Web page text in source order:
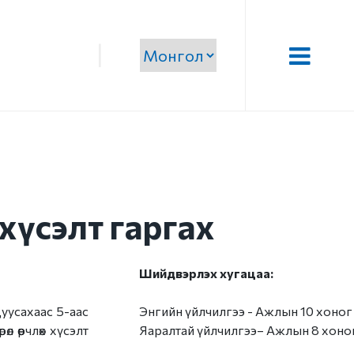
Төсөв санхүү, худалдан
авах ажиллагаа
Авлигын эсрэг үйл
ажиллагаа
гаргах
5-аас
өөрчлөх хүсэлт
Шийдвэрлэх хугацаа:
Энгийн үйлчилгээ - Ажлын 10 хоног
Яаралтай үйлчилгээ– Ажлын 8